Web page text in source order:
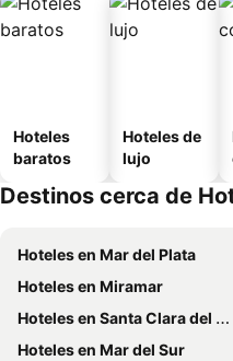
Hoteles
baratos
Hoteles de
lujo
Destinos cerca de
Hoteles en Mar del Plata
Hoteles en Miramar
Hoteles en Santa Clara del Mar
Hoteles en Mar del Sur